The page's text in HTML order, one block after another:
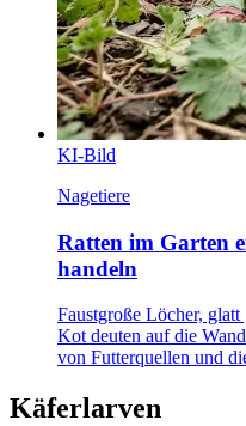
KI-Bild
Nagetiere
Ratten im Garten
handeln
Faustgroße Löcher,
Kot deuten auf die
von Futterquellen und
Käferlarven